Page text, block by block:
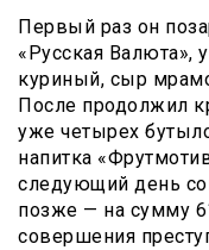
Первый раз он
«Русская Валюта»,
куриный, сыр
После продолжил
уже четырех
напитка
следующий день
позже — на сумму
совершения